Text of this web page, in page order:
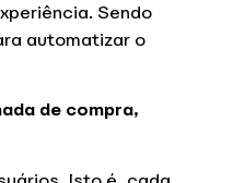
Sendo
automatizar o
de compra,